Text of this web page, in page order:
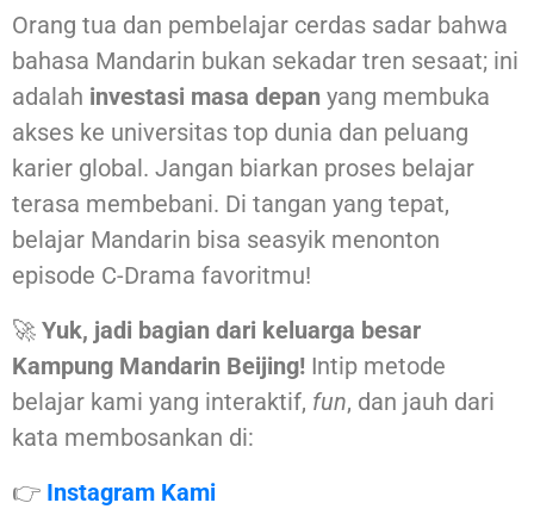
Orang tua dan pembelajar cerdas sadar bahwa
bahasa Mandarin bukan sekadar tren sesaat; ini
adalah investasi masa depan yang membuka
akses ke universitas top dunia dan peluang
karier global. Jangan biarkan proses belajar
terasa membebani. Di tangan yang tepat,
belajar Mandarin bisa seasyik menonton
episode C-Drama favoritmu!
🚀 Yuk, jadi bagian dari keluarga besar
Kampung Mandarin Beijing! Intip metode
belajar kami yang interaktif, fun, dan jauh dari
kata membosankan di:
👉 Instagram Kami